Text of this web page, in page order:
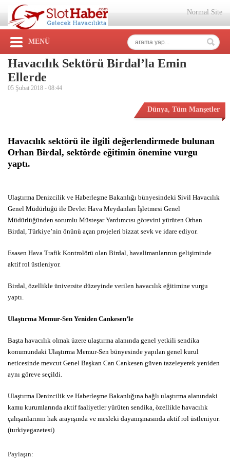
Normal Site
MENÜ
Havacılık Sektörü Birdal’la Emin
Ellerde
05 Şubat 2018 - 08:44
Dünya, Tüm Manşetler
Havacılık sektörü ile ilgili değerlendirmede bulunan
Orhan Birdal, sektörde eğitimin önemine vurgu
yaptı.
Ulaştırma Denizcilik ve Haberleşme Bakanlığı bünyesindeki Sivil Havacılık
Genel Müdürlüğü ile Devlet Hava Meydanları İşletmesi Genel
Müdürlüğünden sorumlu Müsteşar Yardımcısı görevini yürüten Orhan
Birdal, Türkiye’nin önünü açan projeleri bizzat sevk ve idare ediyor.
Esasen Hava Trafik Kontrolörü olan Birdal, havalimanlarının gelişiminde
aktif rol üstleniyor.
Birdal, özellikle üniversite düzeyinde verilen havacılık eğitimine vurgu
yaptı.
Ulaştırma Memur-Sen Yeniden Cankesen’le
Başta havacılık olmak üzere ulaştırma alanında genel yetkili sendika
konumundaki Ulaştırma Memur-Sen bünyesinde yapılan genel kurul
neticesinde mevcut Genel Başkan Can Cankesen güven tazeleyerek yeniden
aynı göreve seçildi.
Ulaştırma Denizcilik ve Haberleşme Bakanlığına bağlı ulaştırma alanındaki
kamu kurumlarında aktif faaliyetler yürüten sendika, özellikle havacılık
çalışanlarının hak arayışında ve mesleki dayanışmasında aktif rol üstleniyor.
(turkiyegazetesi)
Paylaşın: